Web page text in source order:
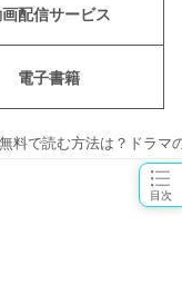
目次
配信サービス
電子書籍
料で読む方法は？ドラマ